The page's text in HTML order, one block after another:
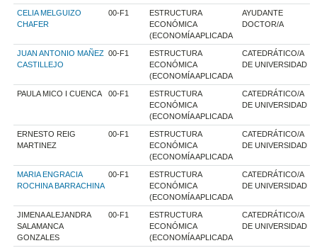
CELIA MELGUIZO
CHAFER
00-F1
ESTRUCTURA
ECONÓMICA
(ECONOMÍA APLICADA
AYUDANTE
DOCTOR/A
JUAN ANTONIO MAÑEZ
CASTILLEJO
00-F1
ESTRUCTURA
ECONÓMICA
(ECONOMÍA APLICADA
CATEDRÁTICO/A
DE UNIVERSIDAD
PAULA MICO I CUENCA 00-F1
ESTRUCTURA
ECONÓMICA
(ECONOMÍA APLICADA
CATEDRÁTICO/A
DE UNIVERSIDAD
ERNESTO REIG
MARTINEZ
00-F1
ESTRUCTURA
ECONÓMICA
(ECONOMÍA APLICADA
CATEDRÁTICO/A
DE UNIVERSIDAD
MARIA ENGRACIA
ROCHINA BARRACHINA
00-F1
ESTRUCTURA
ECONÓMICA
(ECONOMÍA APLICADA
CATEDRÁTICO/A
DE UNIVERSIDAD
JIMENA ALEJANDRA
SALAMANCA
GONZALES
00-F1
ESTRUCTURA
ECONÓMICA
(ECONOMÍA APLICADA
CATEDRÁTICO/A
DE UNIVERSIDAD